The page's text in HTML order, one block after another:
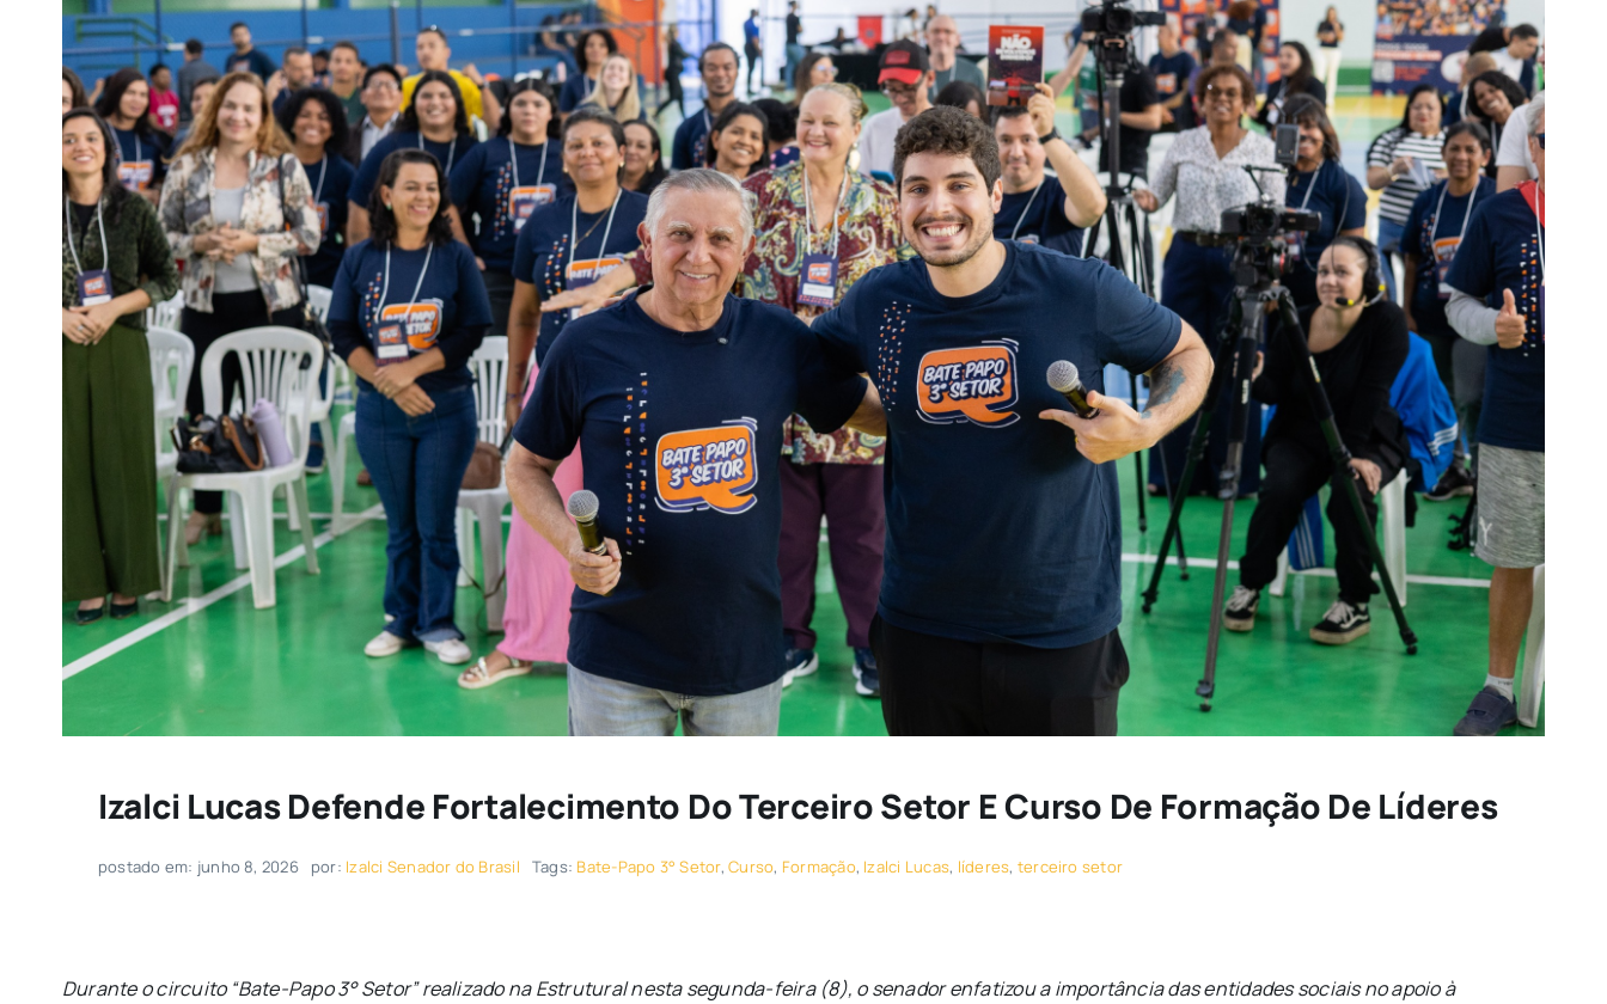
Izalci Lucas Defende Fortalecimento Do Terceiro Setor E Curso De Formação De Líderes
postado em: junho 8, 2026 por: Izalci Senador do Brasil Tags: Bate-Papo 3° Setor,Curso, Formação, Izalci Lucas, líderes, terceiro setor
Durante o circuito “Bate-Papo 3° Setor” realizado na Estrutural nesta segunda-feira (8), o senador enfatizou a importância das entidades sociais no apoio à